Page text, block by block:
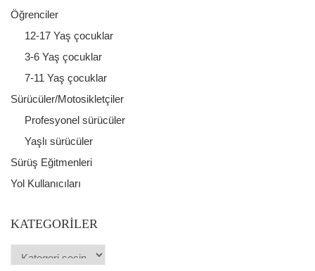
Öğrenciler
12-17 Yaş çocuklar
3-6 Yaş çocuklar
7-11 Yaş çocuklar
Sürücüler/Motosikletçiler
Profesyonel sürücüler
Yaşlı sürücüler
Sürüş Eğitmenleri
Yol Kullanıcıları
KATEGORILER